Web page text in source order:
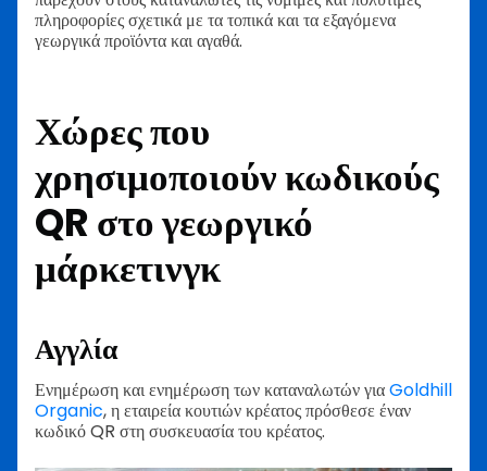
πληροφορίες σχετικά με τα τοπικά και τα εξαγόμενα
γεωργικά προϊόντα και αγαθά.
Χώρες που
χρησιμοποιούν κωδικούς
QR στο γεωργικό
μάρκετινγκ
Αγγλία
Ενημέρωση και ενημέρωση των καταναλωτών γιαGoldhill
Organic, η εταιρεία κουτιών κρέατος πρόσθεσε έναν
κωδικό QR στη συσκευασία του κρέατος.